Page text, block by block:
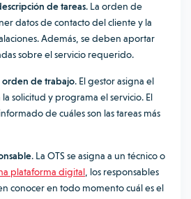
de tareas. La orden de
datos de contacto del cliente y la
Además, se deben aportar
sobre el servicio requerido.
orden de trabajo. El gestor asigna el
solicitud y programa el servicio. El
de cuáles son las tareas más
. La OTS se asigna a un técnico o
plataforma digital , los responsables
conocer en todo momento cuál es el